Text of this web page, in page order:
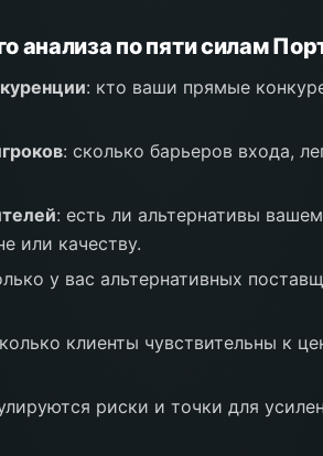
анализа по пяти силам
: кто ваши прямые
: сколько барьеров входа,
: есть ли альтернативы
или качеству.
у вас альтернативных
клиенты чувствительны к
риски и точки для